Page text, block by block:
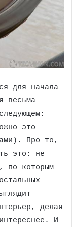
для начала
весьма
это
Про то,
это: не
по которым
делая
И